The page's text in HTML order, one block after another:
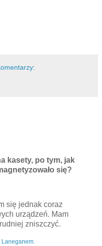
kasety, po tym, jak
się?
się jednak coraz
urządzeń. Mam
zniszczyć.
Laneganem.